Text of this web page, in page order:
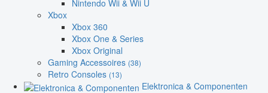
Nintendo Wii & Wii U
Xbox
Xbox 360
Xbox One & Series
Xbox Original
Gaming Accessoires (38)
Retro Consoles (13)
Elektronica & Componenten